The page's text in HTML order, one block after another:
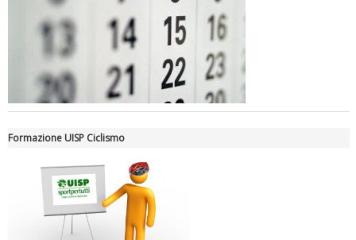
Luglio 2026: "Pensando con i piedi, si possono fare le
rivoluzioni"
Formazione UISP Ciclismo